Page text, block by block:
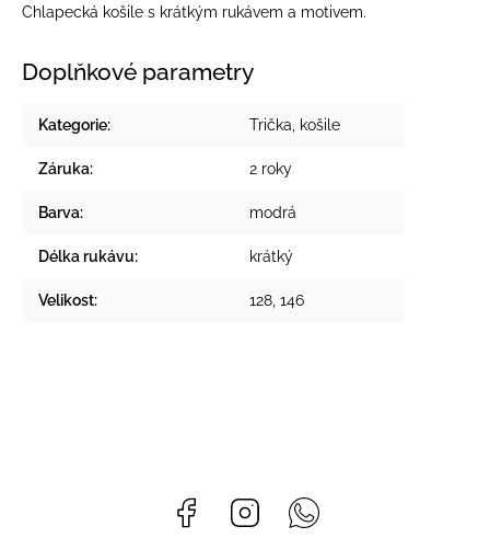
Chlapecká košile s krátkým rukávem a motivem.
Doplňkové parametry
Kategorie: Trička, košile
Záruka: 2 roky
Barva: modrá
Délka rukávu: krátký
Velikost: 128, 146
Facebook Instagram